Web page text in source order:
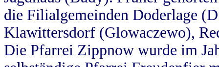
die Filialgemeinden Doderlage
Klawittersdorf (Glowaczewo),
Die Pfarrei Zippnow wurde im